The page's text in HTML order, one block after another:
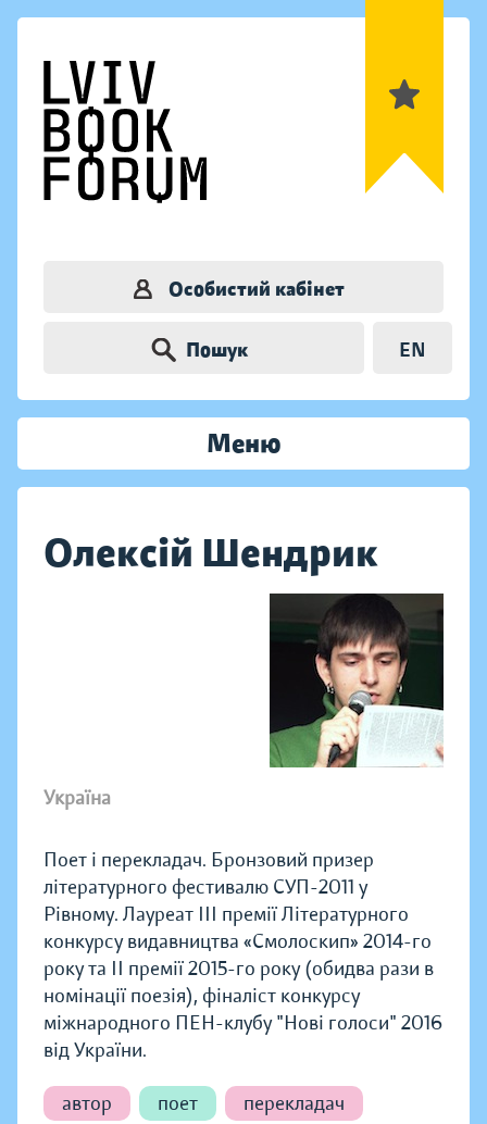
Особистий кабінет
Пошук EN
Меню
Олексій Шендрик
Україна
Поет і перекладач. Бронзовий призер
літературного фестивалю СУП-2011 у
Рівному. Лауреат ІІІ премії Літературного
конкурсу видавництва «Смолоскип» 2014-го
року та ІІ премії 2015-го року (обидва рази в
номінації поезія), фіналіст конкурсу
міжнародного ПЕН-клубу "Нові голоси" 2016
від України.
автор поет перекладач